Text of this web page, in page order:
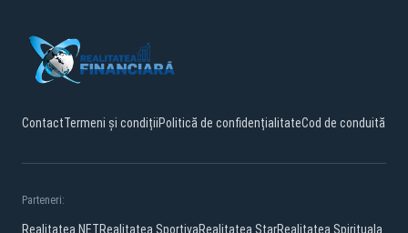
ContactTermeni și condițiiPolitică de confidențialitateCod de conduită
Parteneri:
Realitatea.NETRealitatea SportivaRealitatea StarRealitatea Spirituala